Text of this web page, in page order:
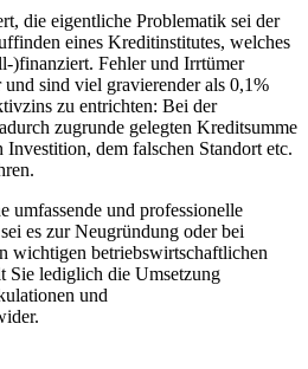
die eigentliche Problematik sei der
eines Kreditinstitutes, welches
)finanziert. Fehler und Irrtümer
sind viel gravierender als 0,1%
zu entrichten: Bei der
zugrunde gelegten Kreditsumme
Investition, dem falschen Standort etc.
umfassende und professionelle
es zur Neugründung oder bei
wichtigen betriebswirtschaftlichen
Sie lediglich die Umsetzung
und